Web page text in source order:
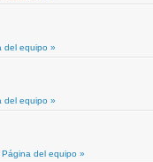
del equipo »
del equipo »
Página del equipo »